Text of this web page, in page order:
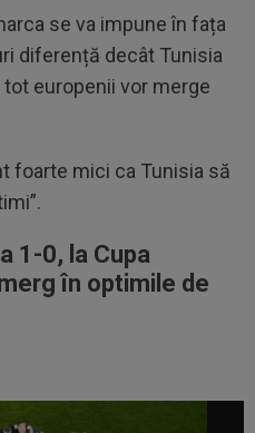
se va impune în fața
diferență decât Tunisia
europenii vor merge
foarte mici ca Tunisia să
1-0, la Cupa
în optimile de